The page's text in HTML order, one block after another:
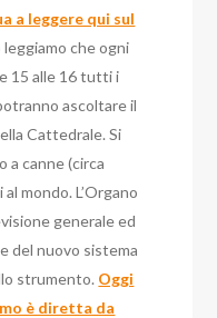
a leggere qui sul
leggiamo che ogni
15 alle 16 tutti i
ascoltare il
Cattedrale. Si
a canne (circa
mondo. L’Organo
generale ed
del nuovo sistema
strumento. Oggi
è diretta da